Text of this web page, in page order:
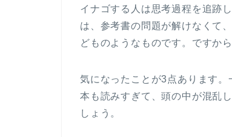
イナゴする人は思考過程を追跡
は、参考書の問題が解けなくて
どものようなものです。ですか
気になったことが3点あります
本も読みすぎて、頭の中が混乱
しょう。